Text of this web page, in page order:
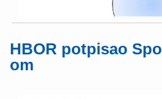
HBOR potpisao
om